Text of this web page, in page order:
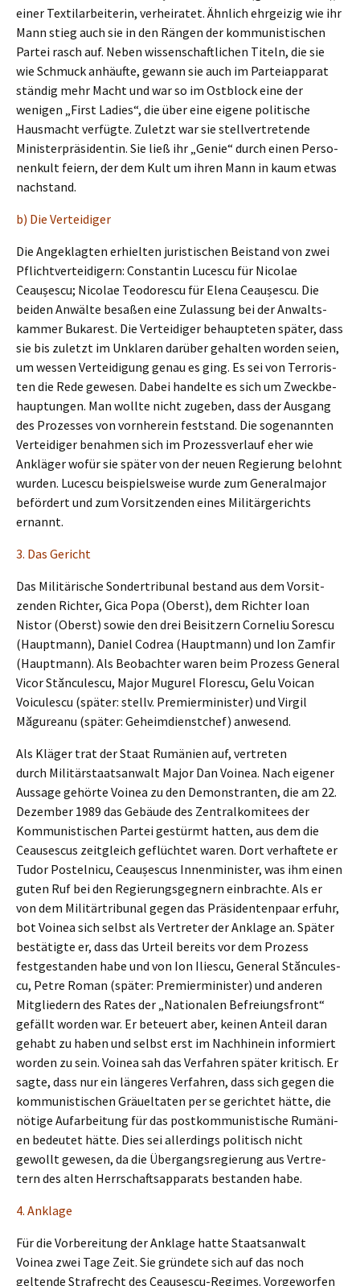
einer Textil­ar­bei­te­rin, verhei­ra­tet. Ähnlich ehrgei­zig wie ihr
Mann stieg auch sie in den Rängen der kommu­nis­ti­schen
Partei rasch auf. Neben wissen­schaft­li­chen Titeln, die sie
wie Schmuck anhäuf­te, gewann sie auch im Partei­ap­pa­rat
ständig mehr Macht und war so im Ostblock eine der
wenigen „First Ladies“, die über eine eigene politi­sche
Hausmacht verfüg­te. Zuletzt war sie stell­ver­tre­ten­de
Minis­ter­prä­si­den­tin. Sie ließ ihr „Genie“ durch einen Perso­
nen­kult feiern, der dem Kult um ihren Mann in kaum etwas
nachstand.
b) Die Verteidiger
Die Angeklag­ten erhiel­ten juris­ti­schen Beistand von zwei
Pflicht­ver­tei­di­gern: Constan­tin Luces­cu für Nicolae
Ceaușes­cu; Nicolae Teodo­res­cu für Elena Ceaușes­cu. Die
beiden Anwäl­te besaßen eine Zulas­sung bei der Anwalts­
kam­mer Bukarest. Die Vertei­di­ger behaup­te­ten später, dass
sie bis zuletzt im Unkla­ren darüber gehal­ten worden seien,
um wessen Vertei­di­gung genau es ging. Es sei von Terro­ris­
ten die Rede gewesen. Dabei handel­te es sich um Zweck­be­
haup­tun­gen. Man wollte nicht zugeben, dass der Ausgang
des Prozes­ses von vornher­ein feststand. Die sogenann­ten
Vertei­di­ger benah­men sich im Prozess­ver­lauf eher wie
Anklä­ger wofür sie später von der neuen Regie­rung belohnt
wurden. Luces­cu beispiels­wei­se wurde zum General­ma­jor
beför­dert und zum Vorsit­zen­den eines Militär­ge­richts
ernannt.
3. Das Gericht
Das Militä­ri­sche Sonder­tri­bu­nal bestand aus dem Vorsit­
zen­den Richter, Gica Popa (Oberst), dem Richter Ioan
Nistor (Oberst) sowie den drei Beisit­zern Corne­liu Sores­cu
(Haupt­mann), Daniel Codrea (Haupt­mann) und Ion Zamfir
(Haupt­mann). Als Beobach­ter waren beim Prozess General
Vicor Stăncu­les­cu, Major Mugurel Flores­cu, Gelu Voican
Voicu­les­cu (später: stellv. Premier­mi­nis­ter) und Virgil
Măgurea­nu (später: Geheim­dienst­chef) anwesend.
Als Kläger trat der Staat Rumäni­en auf, vertre­ten
durch Militär­staats­an­walt Major Dan Voinea. Nach eigener
Aussa­ge gehör­te Voinea zu den Demons­tran­ten, die am 22.
Dezem­ber 1989 das Gebäu­de des Zentral­ko­mi­tees der
Kommu­nis­ti­schen Partei gestürmt hatten, aus dem die
Ceauses­cus zeitgleich geflüch­tet waren. Dort verhaf­te­te er
Tudor Postel­ni­cu, Ceaușes­cus Innen­mi­nis­ter, was ihm einen
guten Ruf bei den Regie­rungs­geg­nern einbrach­te. Als er
von dem Militär­tri­bu­nal gegen das Präsi­den­ten­paar erfuhr,
bot Voinea sich selbst als Vertre­ter der Ankla­ge an. Später
bestä­tig­te er, dass das Urteil bereits vor dem Prozess
festge­stan­den habe und von Ion Ilies­cu, General Stăncu­les­
cu, Petre Roman (später: Premier­mi­nis­ter) und anderen
Mitglie­dern des Rates der „Natio­na­len Befrei­ungs­front“
gefällt worden war. Er beteu­ert aber, keinen Anteil daran
gehabt zu haben und selbst erst im Nachhin­ein infor­miert
worden zu sein. Voinea sah das Verfah­ren später kritisch. Er
sagte, dass nur ein länge­res Verfah­ren, dass sich gegen die
kommu­nis­ti­schen Gräuel­ta­ten per se gerich­tet hätte, die
nötige Aufar­bei­tung für das postkom­mu­nis­ti­sche Rumäni­
en bedeu­tet hätte. Dies sei aller­dings politisch nicht
gewollt gewesen, da die Übergangs­re­gie­rung aus Vertre­
tern des alten Herrschafts­ap­pa­rats bestan­den habe.
4. Ankla­ge
Für die Vorbe­rei­tung der Ankla­ge hatte Staats­an­walt
Voinea zwei Tage Zeit. Sie gründe­te sich auf das noch
gelten­de Straf­recht des Ceaușes­cu-Regimes. Vorge­wor­fen